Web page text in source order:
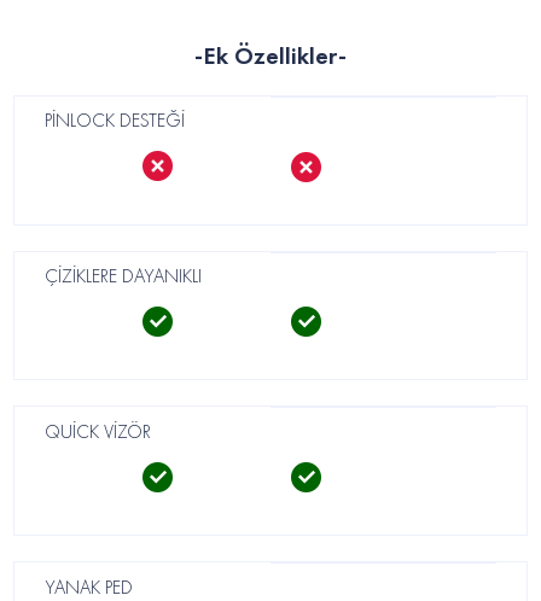
-Ek Özellikler-
PİNLOCK DESTEĞİ
ÇİZİKLERE DAYANIKLI
QUİCK VİZÖR
YANAK PED